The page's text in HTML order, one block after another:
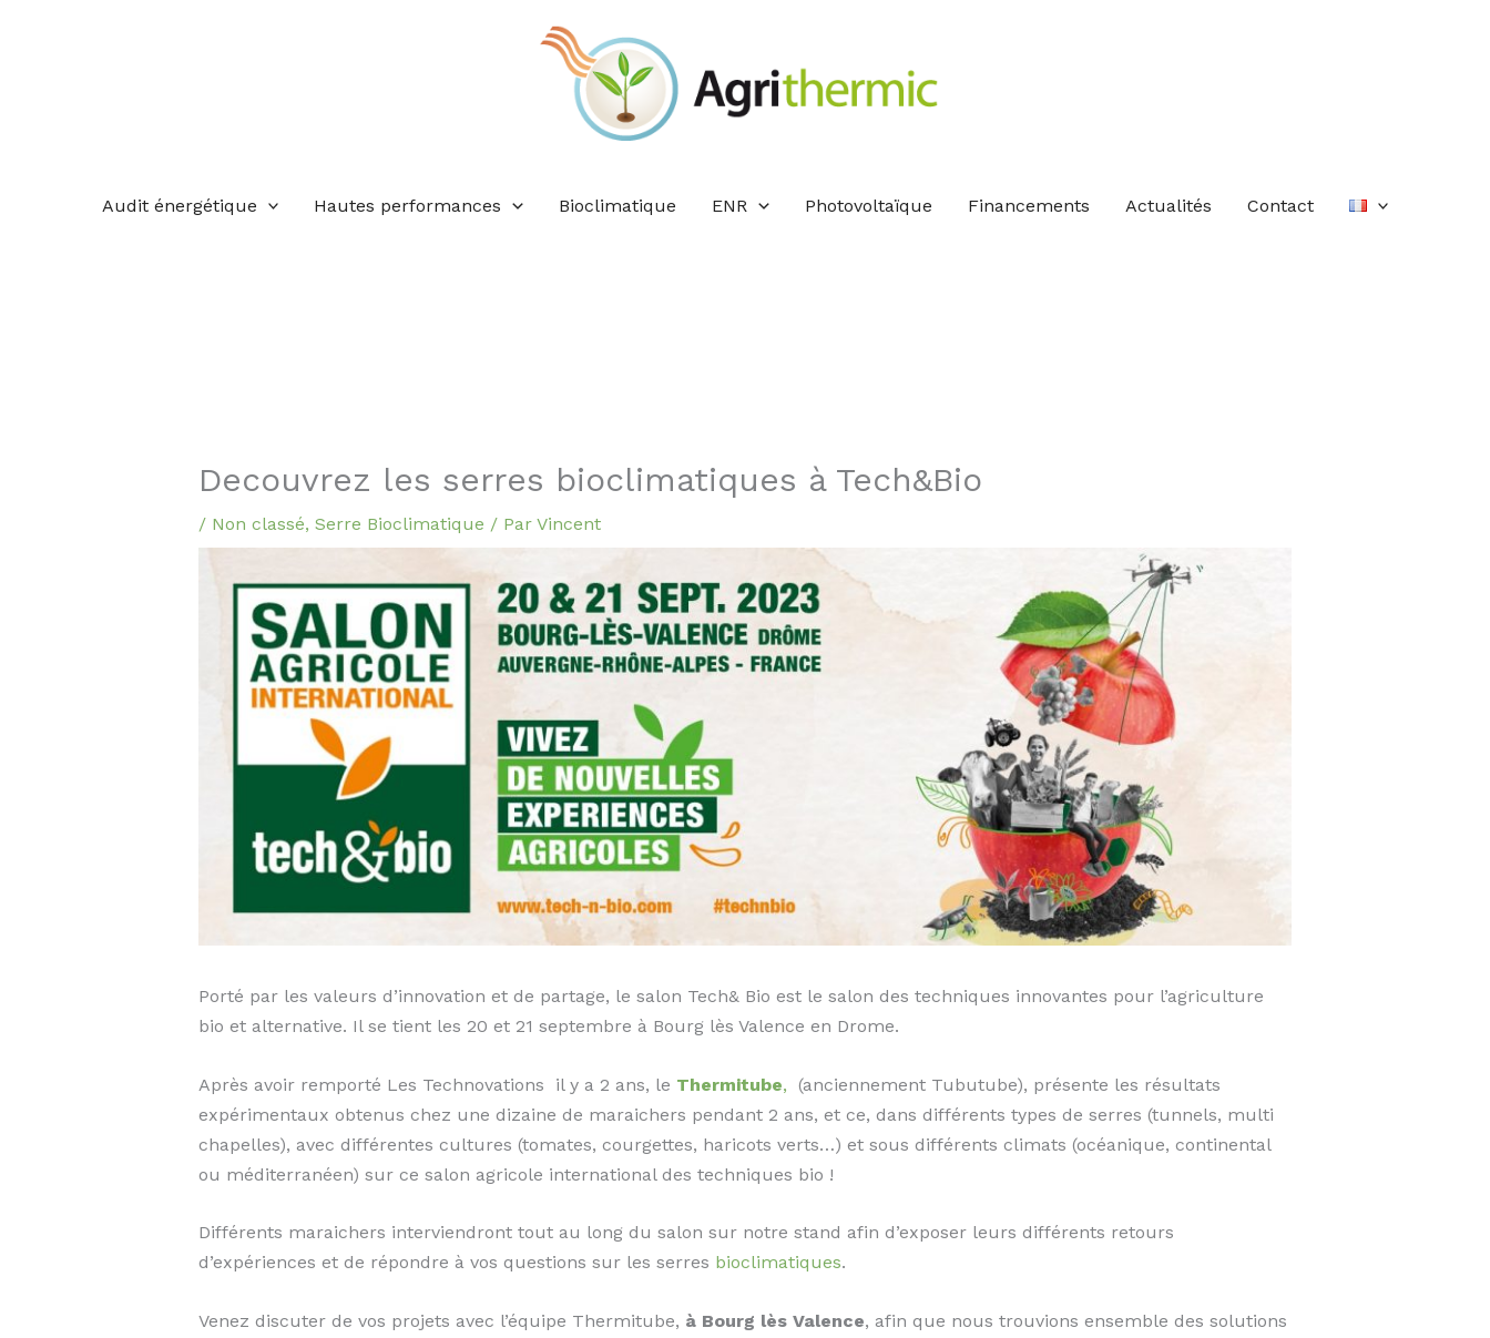
Audit énergétique Hautes performances Bioclimatique ENR Photovoltaïque Financements Actualités Contact
Decouvrez les serres bioclimatiques à Tech&Bio
/ Non classé, Serre Bioclimatique / Par Vincent
Porté par les valeurs d’innovation et de partage, le salon Tech& Bio est le salon des techniques innovantes pour l’agriculture
bio et alternative. Il se tient les 20 et 21 septembre à Bourg lès Valence en Drome.
Après avoir remporté Les Technovations il y a 2 ans, le Thermitube, (anciennement Tubutube), présente les résultats
expérimentaux obtenus chez une dizaine de maraichers pendant 2 ans, et ce, dans différents types de serres (tunnels, multi
chapelles), avec différentes cultures (tomates, courgettes, haricots verts…) et sous différents climats (océanique, continental
ou méditerranéen) sur ce salon agricole international des techniques bio !
Différents maraichers interviendront tout au long du salon sur notre stand afin d’exposer leurs différents retours
d’expériences et de répondre à vos questions sur les serres bioclimatiques.
Venez discuter de vos projets avec l’équipe Thermitube, à Bourg lès Valence, afin que nous trouvions ensemble des solutions